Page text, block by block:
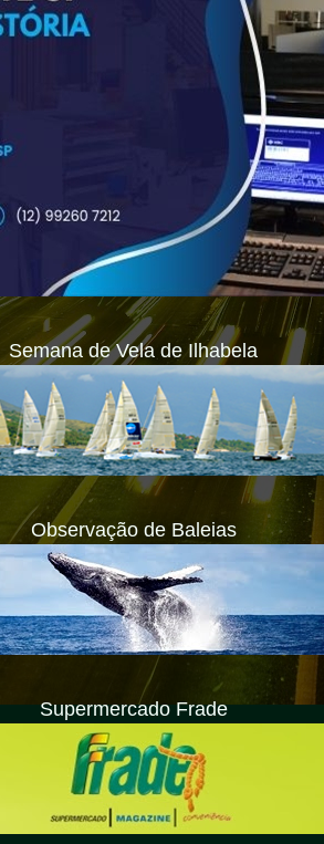
Semana de Vela de Ilhabela
Observação de Baleias
Supermercado Frade